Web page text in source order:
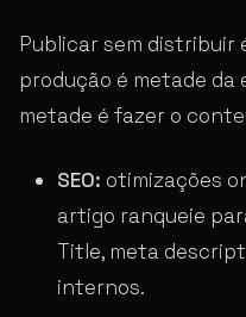
Publicar sem distribuir
produção é metade
metade é fazer o
SEO: otimizações
artigo ranqueie
Title, meta
internos.